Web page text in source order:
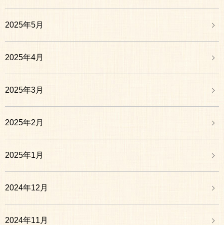
2025年5月
2025年4月
2025年3月
2025年2月
2025年1月
2024年12月
2024年11月